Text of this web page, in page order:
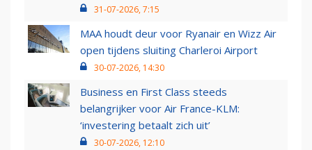
31-07-2026, 7:15
MAA houdt deur voor Ryanair en Wizz Air
open tijdens sluiting Charleroi Airport
30-07-2026, 14:30
Business en First Class steeds
belangrijker voor Air France-KLM:
‘investering betaalt zich uit’
30-07-2026, 12:10